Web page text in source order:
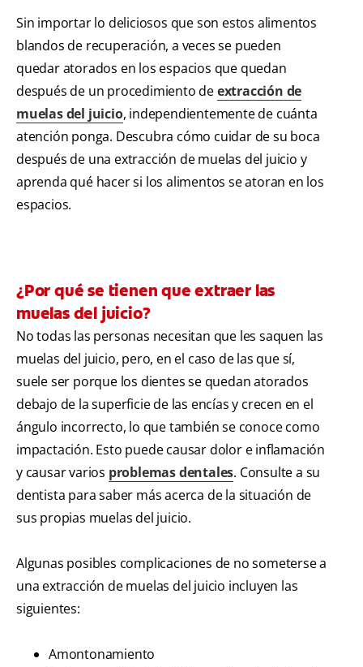
Sin importar lo deliciosos que son estos alimentos
blandos de recuperación, a veces se pueden
quedar atorados en los espacios que quedan
después de un procedimiento deextracción de
muelas del juicio, independientemente de cuánta
atención ponga. Descubra cómo cuidar de su boca
después de una extracción de muelas del juicio y
aprenda qué hacer si los alimentos se atoran en los
espacios.
¿Por qué se tienen que extraer las
muelas del juicio?
No todas las personas necesitan que les saquen las
muelas del juicio, pero, en el caso de las que sí,
suele ser porque los dientes se quedan atorados
debajo de la superficie de las encías y crecen en el
ángulo incorrecto, lo que también se conoce como
impactación. Esto puede causar dolor e inflamación
y causar varios problemas dentales. Consulte a su
dentista para saber más acerca de la situación de
sus propias muelas del juicio.
Algunas posibles complicaciones de no someterse a
una extracción de muelas del juicio incluyen las
siguientes:
Amontonamiento